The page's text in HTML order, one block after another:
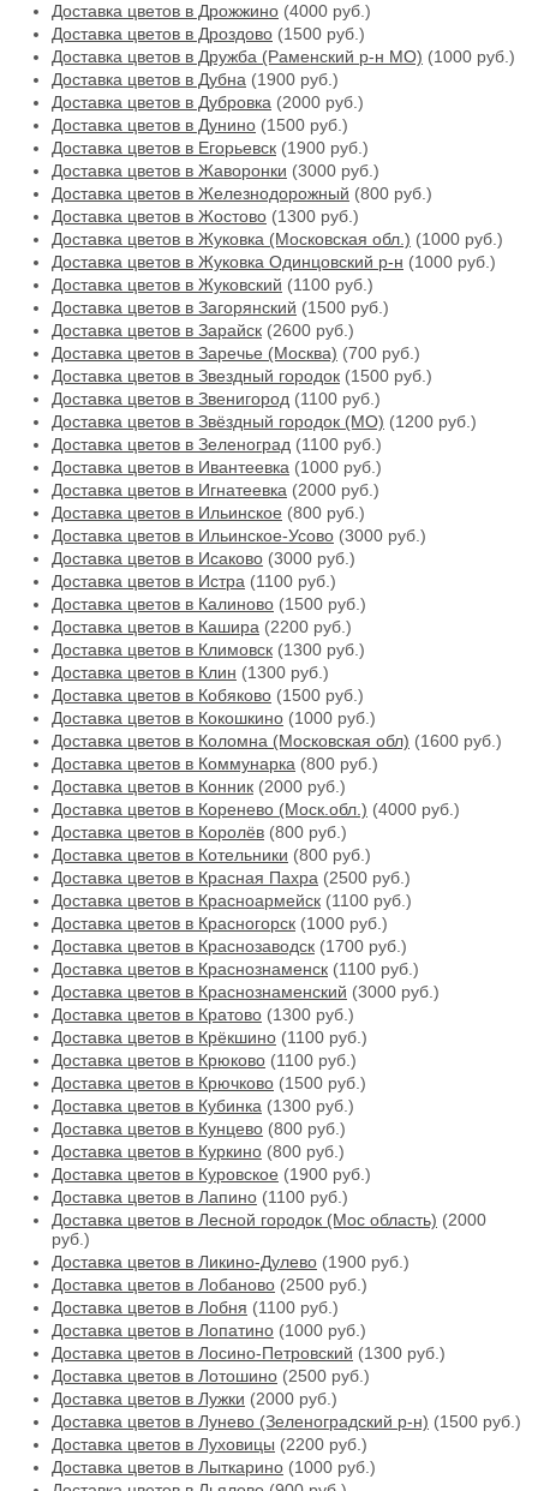
Доставка цветов в Дрожжино (4000 руб.)
Доставка цветов в Дроздово (1500 руб.)
Доставка цветов в Дружба (Раменский р-н МО) (1000 руб.)
Доставка цветов в Дубна (1900 руб.)
Доставка цветов в Дубровка (2000 руб.)
Доставка цветов в Дунино (1500 руб.)
Доставка цветов в Егорьевск (1900 руб.)
Доставка цветов в Жаворонки (3000 руб.)
Доставка цветов в Железнодорожный (800 руб.)
Доставка цветов в Жостово (1300 руб.)
Доставка цветов в Жуковка (Московская обл.) (1000 руб.)
Доставка цветов в Жуковка Одинцовский р-н (1000 руб.)
Доставка цветов в Жуковский (1100 руб.)
Доставка цветов в Загорянский (1500 руб.)
Доставка цветов в Зарайск (2600 руб.)
Доставка цветов в Заречье (Москва) (700 руб.)
Доставка цветов в Звездный городок (1500 руб.)
Доставка цветов в Звенигород (1100 руб.)
Доставка цветов в Звёздный городок (МО) (1200 руб.)
Доставка цветов в Зеленоград (1100 руб.)
Доставка цветов в Ивантеевка (1000 руб.)
Доставка цветов в Игнатеевка (2000 руб.)
Доставка цветов в Ильинское (800 руб.)
Доставка цветов в Ильинское-Усово (3000 руб.)
Доставка цветов в Исаково (3000 руб.)
Доставка цветов в Истра (1100 руб.)
Доставка цветов в Калиново (1500 руб.)
Доставка цветов в Кашира (2200 руб.)
Доставка цветов в Климовск (1300 руб.)
Доставка цветов в Клин (1300 руб.)
Доставка цветов в Кобяково (1500 руб.)
Доставка цветов в Кокошкино (1000 руб.)
Доставка цветов в Коломна (Московская обл) (1600 руб.)
Доставка цветов в Коммунарка (800 руб.)
Доставка цветов в Конник (2000 руб.)
Доставка цветов в Коренево (Моск.обл.) (4000 руб.)
Доставка цветов в Королёв (800 руб.)
Доставка цветов в Котельники (800 руб.)
Доставка цветов в Красная Пахра (2500 руб.)
Доставка цветов в Красноармейск (1100 руб.)
Доставка цветов в Красногорск (1000 руб.)
Доставка цветов в Краснозаводск (1700 руб.)
Доставка цветов в Краснознаменск (1100 руб.)
Доставка цветов в Краснознаменский (3000 руб.)
Доставка цветов в Кратово (1300 руб.)
Доставка цветов в Крёкшино (1100 руб.)
Доставка цветов в Крюково (1100 руб.)
Доставка цветов в Крючково (1500 руб.)
Доставка цветов в Кубинка (1300 руб.)
Доставка цветов в Кунцево (800 руб.)
Доставка цветов в Куркино (800 руб.)
Доставка цветов в Куровское (1900 руб.)
Доставка цветов в Лапино (1100 руб.)
Доставка цветов в Лесной городок (Мос область) (2000
руб.)
Доставка цветов в Ликино-Дулево (1900 руб.)
Доставка цветов в Лобаново (2500 руб.)
Доставка цветов в Лобня (1100 руб.)
Доставка цветов в Лопатино (1000 руб.)
Доставка цветов в Лосино-Петровский (1300 руб.)
Доставка цветов в Лотошино (2500 руб.)
Доставка цветов в Лужки (2000 руб.)
Доставка цветов в Лунево (Зеленоградский р-н) (1500 руб.)
Доставка цветов в Луховицы (2200 руб.)
Доставка цветов в Лыткарино (1000 руб.)